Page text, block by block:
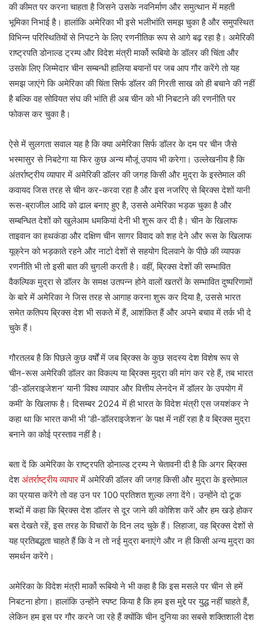
की कीमत पर करना चाहता है जिसने उसके नवनिर्माण और समुत्थान में महती
भूमिका निभाई है। हालांकि अमेरिका भी इसे भलीभांति समझ चुका है और समुपस्थित
विभिन्न परिस्थितियों से निपटने के लिए रणनीतिक रूप से आगे बढ़ रहा है। अमेरिकी
राष्ट्रपति डोनाल्ड ट्रम्प और विदेश मंत्री मार्को रूबियो के डॉलर की चिंता और
उसके लिए जिम्मेदार चीन सम्बन्धी हालिया बयानों पर जब आप गौर करेंगे तो यह
समझ जाएंगे कि अमेरिका की चिंता सिर्फ डॉलर की गिरती साख को ही बचाने की नहीं
है बल्कि वह सोवियत संघ की भांति ही अब चीन को भी निबटाने की रणनीति पर
फोकस कर चुका है।
ऐसे में सुलगता सवाल यह है कि क्या अमेरिका सिर्फ डॉलर के दम पर चीन जैसे
भस्मासुर से निबटेगा या फिर कुछ अन्य मौजूं उपाय भी करेगा। उल्लेखनीय है कि
अंतर्राष्ट्रीय व्यापार में अमेरिकी डॉलर की जगह किसी और मुद्रा के इस्तेमाल की
कवायद जिस तरह से चीन कर-करवा रहा है और इस नजरिए से ब्रिक्स देशों यानी
रूस-ब्राजील आदि को ढाल बनाए हुए है, उससे अमेरिका भड़क चुका है और
सम्बन्धित देशों को खुलेआम धमकियां देनी भी शुरू कर दी है। चीन के खिलाफ
ताइवान का हथकंडा और दक्षिण चीन सागर विवाद को शह देने और रूस के खिलाफ
यूक्रेन को भड़काते रहने और नाटो देशों से सहयोग दिलवाने के पीछे की व्यापक
रणनीति भी तो इसी बात की चुगली करती है। वहीं, ब्रिक्स देशों की सम्भावित
वैकल्पिक मुद्रा से डॉलर के समक्ष उतपन्न होने वालों खतरों के सम्भावित दुष्परिणामों
के बारे में अमेरिका ने जिस तरह से आगाह करना शुरू कर दिया है, उससे भारत
समेत कतिपय ब्रिक्स देश भी सकते में हैं, आशंकित हैं और अपने बचाव में तर्क भी दे
चुके हैं।
गौरतलब है कि पिछले कुछ वर्षों में जब ब्रिक्स के कुछ सदस्य देश विशेष रूप से
चीन-रूस अमेरिकी डॉलर का विकल्प या ब्रिक्स मुद्रा की मांग कर रहे हैं, तब भारत
‘डी-डॉलराइजेशन’ यानी ‘विश्व व्यापार और वित्तीय लेनदेन में डॉलर के उपयोग में
कमी’ के खिलाफ है। दिसम्बर 2024 में ही भारत के विदेश मंत्री एस जयशंकर ने
कहा था कि भारत कभी भी ‘डी-डॉलराइजेशन’ के पक्ष में नहीं रहा है व ब्रिक्स मुद्रा
बनाने का कोई प्रस्ताव नहीं है।
बता दें कि अमेरिका के राष्ट्रपति डोनाल्ड ट्रम्प ने चेतावनी दी है कि अगर ब्रिक्स
देश अंतर्राष्ट्रीय व्यापारमें अमेरिकी डॉलर की जगह किसी और मुद्रा के इस्तेमाल
का प्रयास करेंगे तो वह उन पर 100 प्रतिशत शुल्क लगा देंगे। उन्होंने दो टूक
शब्दों में कहा कि ब्रिक्स देश डॉलर से दूर जाने की कोशिश करें और हम खड़े होकर
बस देखते रहें, इस तरह के विचारों के दिन लद चुके हैं। लिहाजा, वह ब्रिक्स देशों से
यह प्रतिबद्धता चाहते हैं कि वे न तो नई मुद्रा बनाएंगे और न ही किसी अन्य मुद्रा का
समर्थन करेंगे।
अमेरिका के विदेश मंत्री मार्को रूबियो ने भी कहा है कि इस मसले पर चीन से हमें
निबटना होगा। हालांकि उन्होंने स्पष्ट किया है कि हम इस मुद्दे पर युद्ध नहीं चाहते हैं,
लेकिन हम इस पर गौर करने जा रहे हैं क्योंकि चीन दुनिया का सबसे शक्तिशाली देश